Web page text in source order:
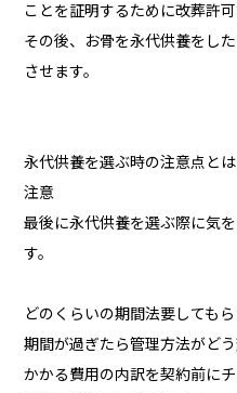
ことを証明するために改葬許
その後、お骨を永代供養をし
させます。
永代供養を選ぶ時の注意点とは
注意
最後に永代供養を選ぶ際に気
す。
どのくらいの期間法要しても
期間が過ぎたら管理方法がど
かかる費用の内訳を契約前に